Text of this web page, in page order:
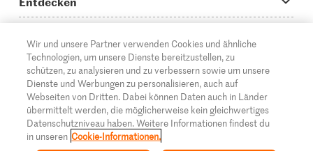
Schnelle & einfache Rezepte
Apéro & Fingerfood
Backen
Rezepte für Familien & Kinder
Alle Rezeptkategorien
How to-Videos
Glossar
Migusto Login
Migusto Printmagazin
Wettbewerbe
Infos zum Kochen mit Migusto
Kontakt
Mediadaten Werbetreibende
Impressum
Rechtliche Hinweise
Supermarkt
Migros Online
Über die Migros
Filialen
Cumulus
© 2026 Migros-Genossenschafts-Bund
DE FR IT
Wir und unsere Partner verwenden Cookies und ähnliche
Technologien, um unsere Dienste bereitzustellen, zu
schützen, zu analysieren und zu verbessern sowie um unsere
Dienste und Werbungen zu personalisieren, auch auf
Webseiten von Dritten. Dabei können Daten auch in Länder
übermittelt werden, die möglicherweise kein gleichwertiges
Datenschutzniveau haben. Weitere Informationen findest du
in unseren Cookie-Informationen.